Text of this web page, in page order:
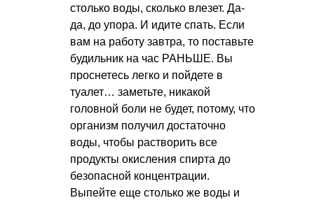
столько воды, сколько влезет. Да-
да, до упора. И идите спать. Если
вам на работу завтра, то поставьте
будильник на час РАНЬШЕ. Вы
проснетесь легко и пойдете в
туалет… заметьте, никакой
головной боли не будет, потому, что
организм получил достаточно
воды, чтобы растворить все
продукты окисления спирта до
безопасной концентрации.
Выпейте еще столько же воды и